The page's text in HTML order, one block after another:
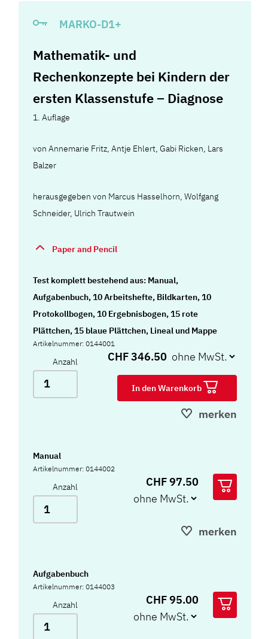
MARKO-D1+
Mathematik- und
Rechenkonzepte bei Kindern der
ersten Klassenstufe – Diagnose
1. Auflage
vonAnnemarie Fritz,Antje Ehlert,Gabi Ricken, Lars
Balzer
herausgegeben von Marcus Hasselhorn, Wolfgang
Schneider, Ulrich Trautwein
Paper and Pencil
Test komplett bestehend aus: Manual,
Aufgabenbuch, 10 Arbeitshefte, Bildkarten, 10
Protokollbogen, 10 Ergebnisbogen, 15 rote
Plättchen, 15 blaue Plättchen, Lineal und Mappe
Artikelnummer: 0144001
Anzahl CHF 346.50
In den Warenkorb
merken
Manual
Artikelnummer: 0144002
Anzahl CHF 97.50
merken
Aufgabenbuch
Artikelnummer: 0144003
Anzahl CHF 95.00